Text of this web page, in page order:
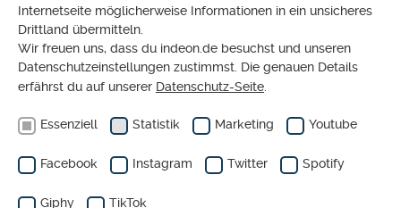
Internetseite möglicherweise Informationen in ein unsicheres
Drittland übermitteln.
Wir freuen uns, dass du indeon.de besuchst und unseren
Datenschutzeinstellungen zustimmst. Die genauen Details
erfährst du auf unserer Datenschutz-Seite
Essenziell Statistik Marketing Youtube
Facebook Instagram Twitter Spotify
Giphy TikTok